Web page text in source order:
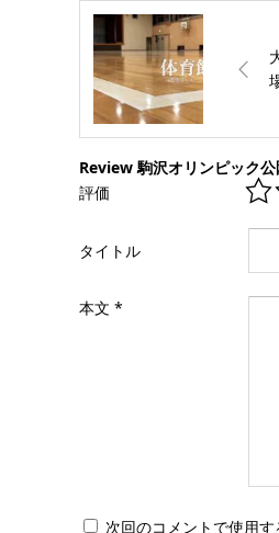
Review 駒沢オリンピック
評価
タイトル
本文 *
次回のコメントで使用